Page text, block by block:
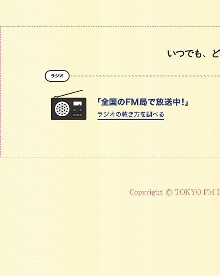
いつでも、